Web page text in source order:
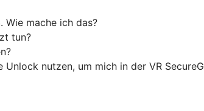
Wie mache ich das?
tun?
nutzen, um mich in der VR